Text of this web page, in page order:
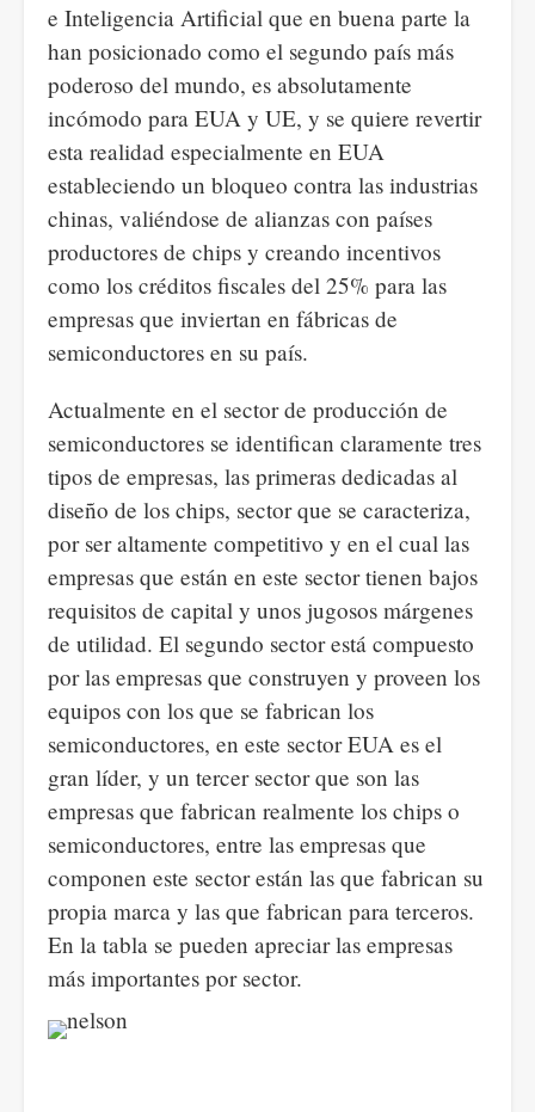
e Inteligencia Artificial que en buena parte la
han posicionado como el segundo país más
poderoso del mundo, es absolutamente
incómodo para EUA y UE, y se quiere revertir
esta realidad especialmente en EUA
estableciendo un bloqueo contra las industrias
chinas, valiéndose de alianzas con países
productores de chips y creando incentivos
como los créditos fiscales del 25% para las
empresas que inviertan en fábricas de
semiconductores en su país.
Actualmente en el sector de producción de
semiconductores se identifican claramente tres
tipos de empresas, las primeras dedicadas al
diseño de los chips, sector que se caracteriza,
por ser altamente competitivo y en el cual las
empresas que están en este sector tienen bajos
requisitos de capital y unos jugosos márgenes
de utilidad. El segundo sector está compuesto
por las empresas que construyen y proveen los
equipos con los que se fabrican los
semiconductores, en este sector EUA es el
gran líder, y un tercer sector que son las
empresas que fabrican realmente los chips o
semiconductores, entre las empresas que
componen este sector están las que fabrican su
propia marca y las que fabrican para terceros.
En la tabla se pueden apreciar las empresas
más importantes por sector.